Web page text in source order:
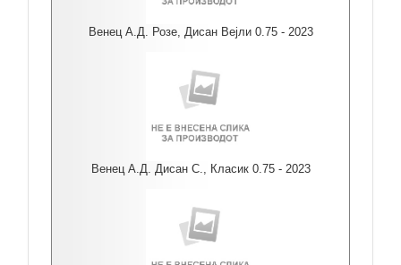
Венец А.Д. Розе, Дисан Вејли 0.75 - 2023
Венец А.Д. Дисан С., Класик 0.75 - 2023